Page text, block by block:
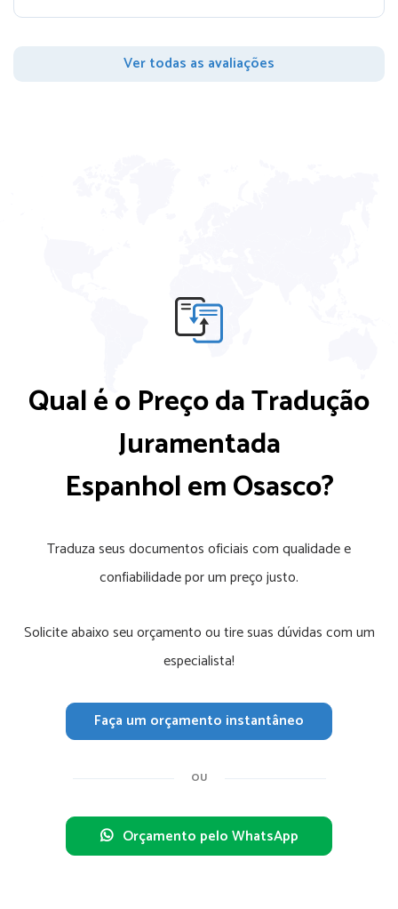
Ver todas as avaliações
Qual é o Preço da Tradução
Juramentada
Espanhol em Osasco?
Traduza seus documentos oficiais com qualidade e
confiabilidade por um preço justo.
Solicite abaixo seu orçamento ou tire suas dúvidas com um
especialista!
Faça um orçamento instantâneo
OU
Orçamento pelo WhatsApp